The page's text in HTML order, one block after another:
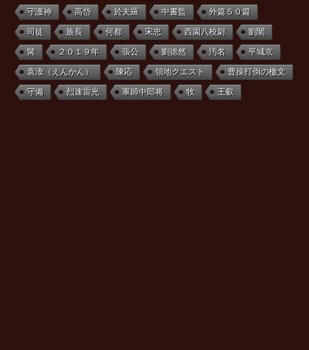
守護神 高岱 於夫羅 中書監 外篇５０篇
司徒 族長 何都 宋忠 西園八校尉 劉闡
髯 ２０１９年 張公 劉徳然 汚名 平城京
袁渙（えんかん） 陳応 領地クエスト 曹操打倒の檄文
守備 烈速雷光 軍師中郎将 牧 王叡